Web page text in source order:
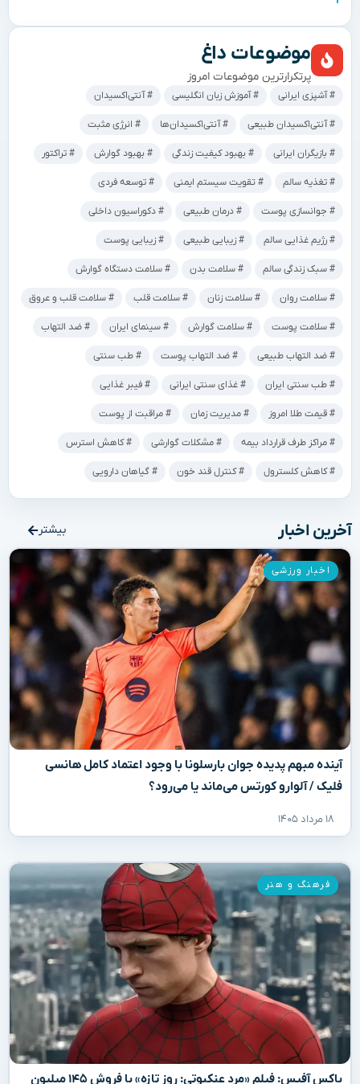
موضوعات داغ
پرتکرارترین موضوعات امروز
آشپزی ایرانی آموزش زبان انگلیسی آنتی‌اکسیدان
آنتی‌اکسیدان طبیعی آنتی‌اکسیدان‌ها انرژی مثبت
بازیگران ایرانی بهبود کیفیت زندگی بهبود گوارش تراکتور
تغذیه سالم تقویت سیستم ایمنی توسعه فردی
جوانسازی پوست درمان طبیعی دکوراسیون داخلی
رژیم غذایی سالم زیبایی طبیعی زیبایی پوست
سبک زندگی سالم سلامت بدن سلامت دستگاه گوارش
سلامت روان سلامت زنان سلامت قلب سلامت قلب و عروق
سلامت پوست سلامت گوارش سینمای ایران ضد التهاب
ضد التهاب طبیعی ضد التهاب پوست طب سنتی
طب سنتی ایران غذای سنتی ایرانی فیبر غذایی
قیمت طلا امروز مدیریت زمان مراقبت از پوست
مراکز طرف قرارداد بیمه مشکلات گوارشی کاهش استرس
کاهش کلسترول کنترل قند خون گیاهان دارویی
آخرین اخبار بیشتر
آینده مبهم پدیده جوان بارسلونا با وجود اعتماد کامل هانسی
فلیک / آلوارو کورتس می‌ماند یا می‌رود؟
۱۸ مرداد ۱۴۰۵
اخبار ورزشی
باکس آفیس: فیلم «مرد عنکبوتی: روز تازه» با فروش ۱۴۵ میلیون
فرهنگ و هنر